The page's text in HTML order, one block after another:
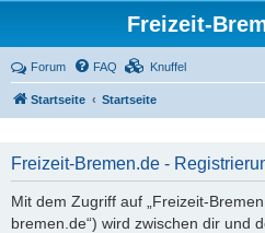
Freizeit-
Forum FAQ Knuffel
Startseite Startseite
Freizeit-Bremen.de -
Mit dem Zugriff auf „Freizeit-
bremen.de“) wird zwischen dir und